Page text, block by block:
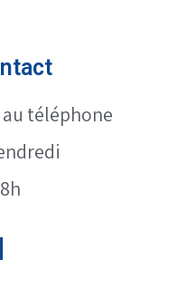
téléphone